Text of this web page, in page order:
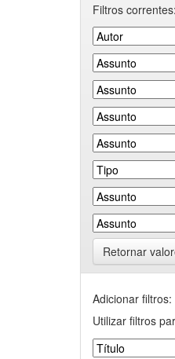
Filtros correntes:
Retornar
Adicionar filtros:
Utilizar filtros